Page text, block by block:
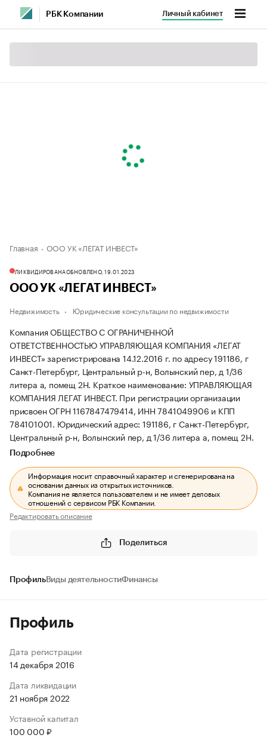
РБК Компании Личный кабинет
Главная ООО УК «ЛЕГАТ ИНВЕСТ»
ЛИКВИДИРОВАНАОБНОВЛЕНО, 19.01.2023
ООО УК «ЛЕГАТ ИНВЕСТ»
Недвижимость Юридические консультации по недвижимости
Компания ОБЩЕСТВО С ОГРАНИЧЕННОЙ
ОТВЕТСТВЕННОСТЬЮ УПРАВЛЯЮЩАЯ КОМПАНИЯ «ЛЕГАТ
ИНВЕСТ» зарегистрирована 14.12.2016 г. по адресу 191186, г
Санкт-Петербург, Центральный р-н, Волынский пер, д 1/36
литера а, помещ 2Н. Краткое наименование: УПРАВЛЯЮЩАЯ
КОМПАНИЯ ЛЕГАТ ИНВЕСТ. При регистрации организации
присвоен ОГРН 1167847479414, ИНН 7841049906 и КПП
784101001. Юридический адрес: 191186, г Санкт-Петербург,
Центральный р-н, Волынский пер, д 1/36 литера а, помещ 2Н.
Подробнее
Информация носит справочный характер и сгенерирована на
основании данных из открытых источников.
Компания не является пользователем и не имеет деловых
отношений с сервисом РБК Компании.
Редактировать описание
Поделиться
ПрофильВиды деятельностиФинансы
Профиль
Дата регистрации
14 декабря 2016
Дата ликвидации
21 ноября 2022
Уставной капитал
100 000 ₽